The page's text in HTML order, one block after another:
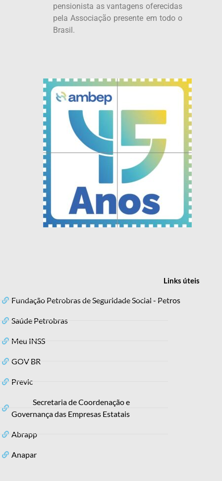
pensionista as vantagens oferecidas
pela Associação presente em todo o
Brasil.
Linksúteis
Fundação Petrobras de Seguridade Social - Petros
Saúde Petrobras
Meu INSS
GOV BR
Previc
Secretaria de Coordenação e
Governança das Empresas Estatais
Abrapp
Anapar